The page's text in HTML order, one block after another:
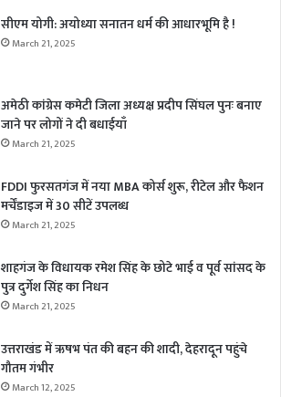
सीएम योगी: अयोध्या सनातन धर्म की आधारभूमि है !
March 21, 2025
अमेठी कांग्रेस कमेटी जिला अध्यक्ष प्रदीप सिंघल पुनः बनाए
जाने पर लोगों ने दी बधाईयाँ
March 21, 2025
FDDI फुरसतगंज में नया MBA कोर्स शुरू, रीटेल और फैशन
मर्चेंडाइज में 30 सीटें उपलब्ध
March 21, 2025
शाहगंज के विधायक रमेश सिंह के छोटे भाई व पूर्व सांसद के
पुत्र दुर्गेश सिंह का निधन
March 21, 2025
उत्तराखंड में ऋषभ पंत की बहन की शादी, देहरादून पहुंचे
गौतम गंभीर
March 12, 2025